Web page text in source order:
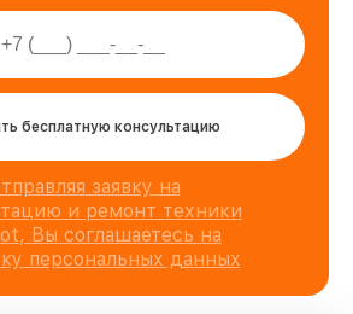
бесплатную консультацию
заявку на
и ремонт техники
Вы соглашаетесь на
персональных данных